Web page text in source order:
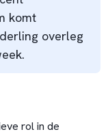
komt
overleg
rol in de